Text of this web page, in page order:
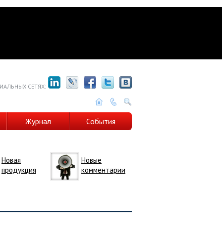
СЕТЯХ:
Журнал События
Новая
продукция
Новые
комментарии